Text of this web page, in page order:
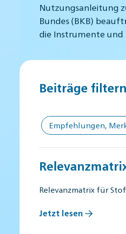
Nutzungsanleitung
Bundes (BKB)
die Instrumente und
Beiträge filtern
Empfehlungen,
Relevanzmatrix für
Jetzt lesen